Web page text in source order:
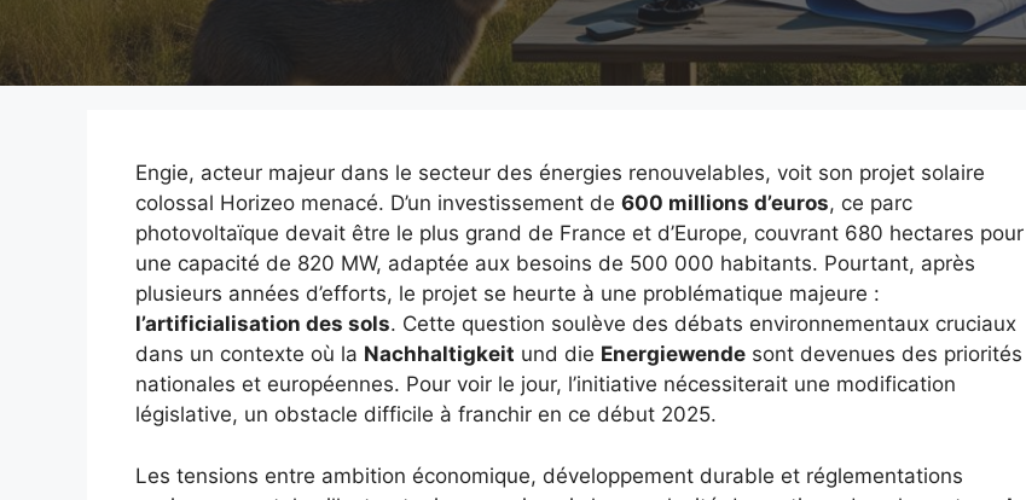
Engie, acteur majeur dans le secteur des énergies renouvelables, voit son projet solaire
colossal Horizeo menacé. D’un investissement de 600 millions d’euros, ce parc
photovoltaïque devait être le plus grand de France et d’Europe, couvrant 680 hectares pour
une capacité de 820 MW, adaptée aux besoins de 500 000 habitants. Pourtant, après
plusieurs années d’efforts, le projet se heurte à une problématique majeure :
l’artificialisation des sols. Cette question soulève des débats environnementaux cruciaux
dans un contexte où la Nachhaltigkeit und die Energiewende sont devenues des priorités
nationales et européennes. Pour voir le jour, l’initiative nécessiterait une modification
législative, un obstacle difficile à franchir en ce début 2025.
Les tensions entre ambition économique, développement durable et réglementations